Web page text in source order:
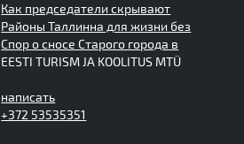
Как председатели скрывают
Районы Таллинна для жизни без
Спор о сносе Старого города в
EESTI TURISM JA KOOLITUS MTÜ
написать
+372 53535351